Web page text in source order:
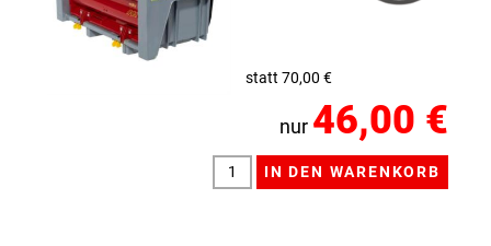
statt 70,00 €
nur 46,00 €